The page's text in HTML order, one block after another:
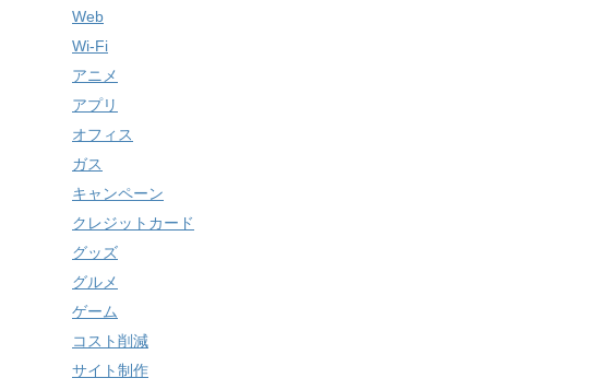
Web
Wi-Fi
アニメ
アプリ
オフィス
ガス
キャンペーン
クレジットカード
グッズ
グルメ
ゲーム
コスト削減
サイト制作